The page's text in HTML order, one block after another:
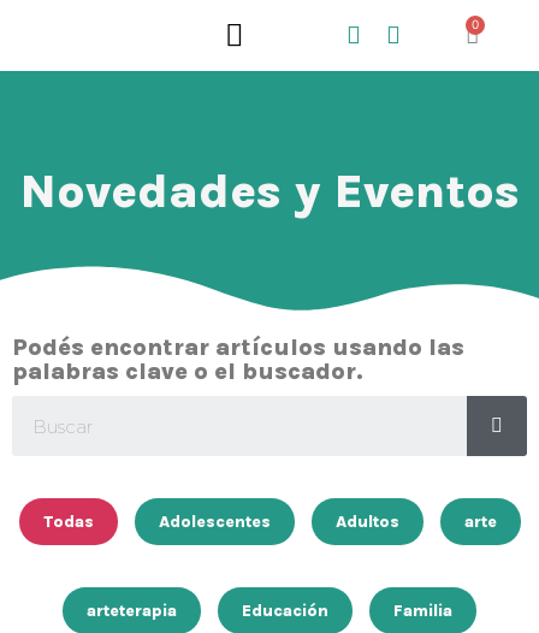
0
Novedades y Eventos
Podés encontrar artículos usando las
palabras clave o el buscador.
Todas Adolescentes Adultos arte
arteterapia Educación Familia